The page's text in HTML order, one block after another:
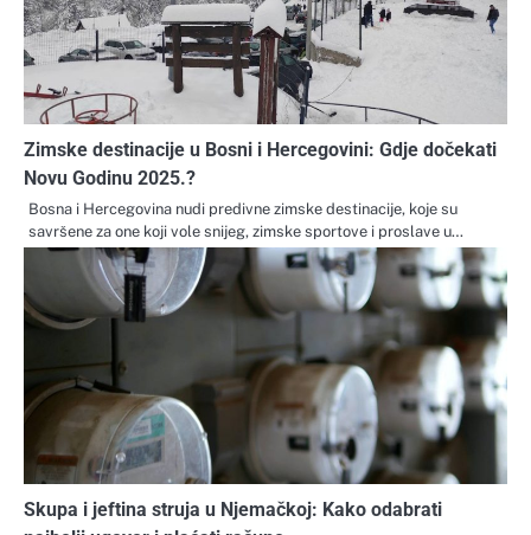
Zimske destinacije u Bosni i Hercegovini: Gdje dočekati
Novu Godinu 2025.?
Bosna i Hercegovina nudi predivne zimske destinacije, koje su
savršene za one koji vole snijeg, zimske sportove i proslave u…
Skupa i jeftina struja u Njemačkoj: Kako odabrati